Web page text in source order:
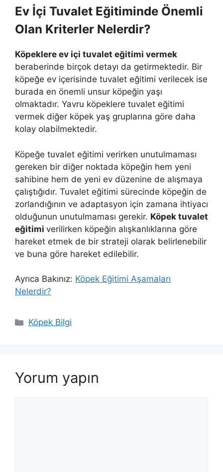
Ev İçi Tuvalet Eğitiminde Önemli
Olan Kriterler Nelerdir?
Köpeklere ev içi tuvalet eğitimi vermek
beraberinde birçok detayı da getirmektedir. Bir
köpeğe ev içerisinde tuvalet eğitimi verilecek ise
burada en önemli unsur köpeğin yaşı
olmaktadır. Yavru köpeklere tuvalet eğitimi
vermek diğer köpek yaş gruplarına göre daha
kolay olabilmektedir.
Köpeğe tuvalet eğitimi verirken unutulmaması
gereken bir diğer noktada köpeğin hem yeni
sahibine hem de yeni ev düzenine de alışmaya
çalıştığıdır. Tuvalet eğitimi sürecinde köpeğin de
zorlandığının ve adaptasyon için zamana ihtiyacı
olduğunun unutulmaması gerekir. Köpek tuvalet
eğitimi verilirken köpeğin alışkanlıklarına göre
hareket etmek de bir strateji olarak belirlenebilir
ve buna göre hareket edilebilir.
Ayrıca Bakınız: Köpek Eğitimi Aşamaları
Nelerdir?
Kategoriler
Köpek Bilgi
Yorum yapın